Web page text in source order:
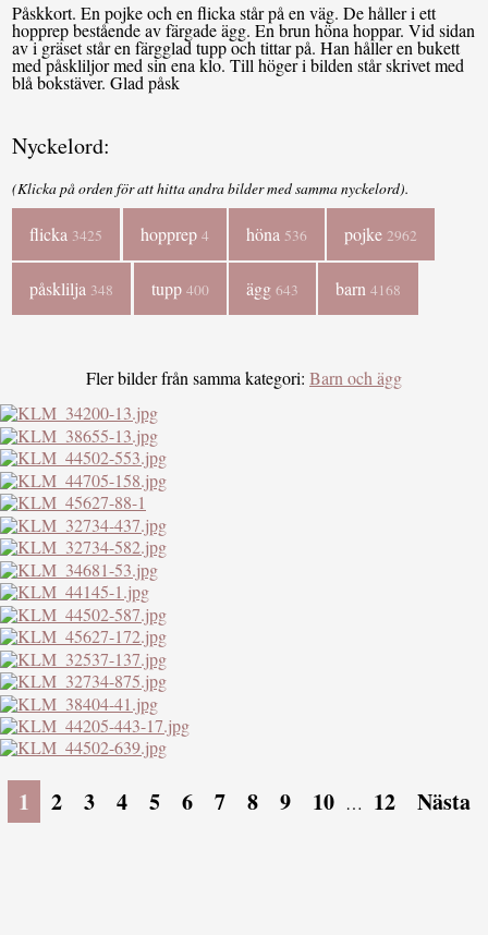
Påskkort. En pojke och en flicka står på en väg. De håller i ett
hopprep bestående av färgade ägg. En brun höna hoppar. Vid sidan
av i gräset står en färgglad tupp och tittar på. Han håller en bukett
med påskliljor med sin ena klo. Till höger i bilden står skrivet med
blå bokstäver. Glad påsk
Nyckelord:
(Klicka på orden för att hitta andra bilder med samma nyckelord).
flicka 3425 hopprep 4 höna 536 pojke 2962
påsklilja 348 tupp 400 ägg 643 barn4168
Fler bilder från samma kategori: Barn och ägg
1 2 3 4 5 6 7 8 9 10 … 12 Nästa